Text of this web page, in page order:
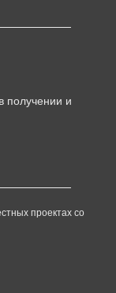
и
проектах со